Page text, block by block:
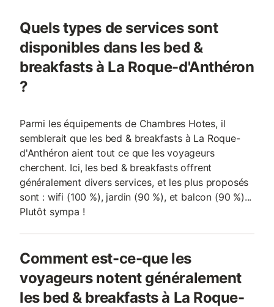
Quels types de services sont
disponibles dans les bed &
breakfasts à La Roque-d'Anthéron
?
Parmi les équipements de Chambres Hotes, il
semblerait que les bed & breakfasts à La Roque-
d'Anthéron aient tout ce que les voyageurs
cherchent. Ici, les bed & breakfasts offrent
généralement divers services, et les plus proposés
sont : wifi (100 %), jardin (90 %), et balcon (90 %)...
Plutôt sympa !
Comment est-ce-que les
voyageurs notent généralement
les bed & breakfasts à La Roque-